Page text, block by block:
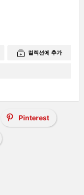
컬렉션에 추가
Pinterest